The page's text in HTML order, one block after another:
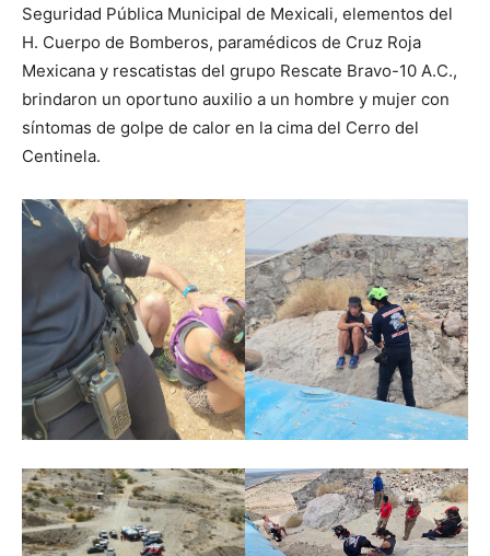
Seguridad Pública Municipal de Mexicali, elementos del
H. Cuerpo de Bomberos, paramédicos de Cruz Roja
Mexicana y rescatistas del grupo Rescate Bravo-10 A.C.,
brindaron un oportuno auxilio a un hombre y mujer con
síntomas de golpe de calor en la cima del Cerro del
Centinela.